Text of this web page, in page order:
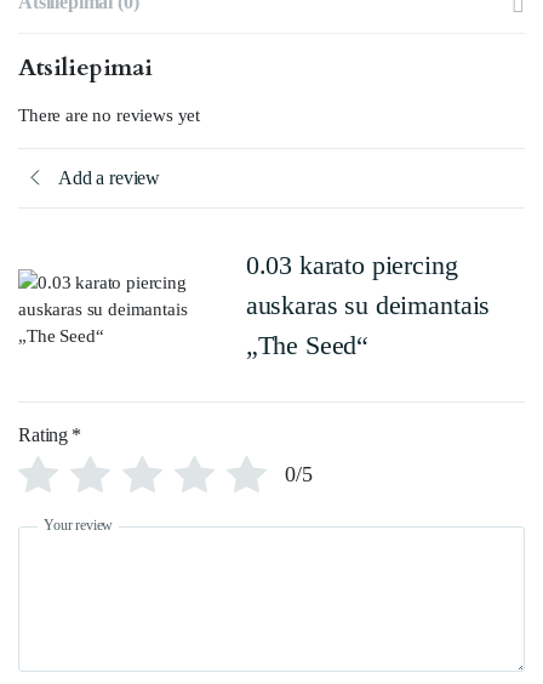
Atsiliepimai
There are no reviews yet
Add a review
0.03 karato piercing
auskaras su deimantais
„The Seed“
Rating *
0/5
Your review